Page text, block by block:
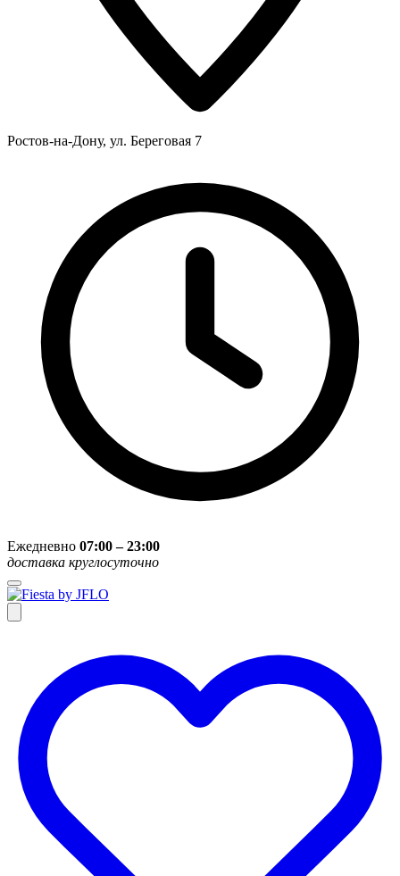
Ростов-на-Дону, ул. Береговая 7
Ежедневно 07:00 – 23:00
доставка круглосуточно